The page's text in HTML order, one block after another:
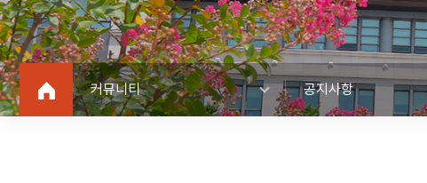
커뮤니티 공지사항